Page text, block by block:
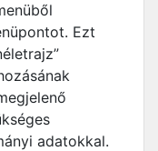
Ezt
adatokkal.